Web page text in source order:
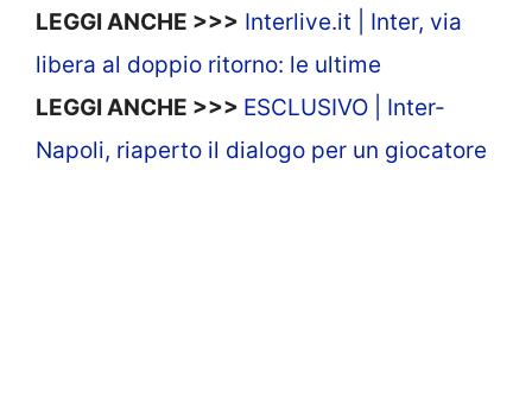
LEGGI ANCHE >>> Interlive.it | Inter, via
libera al doppio ritorno: le ultime
LEGGI ANCHE >>> ESCLUSIVO | Inter-
Napoli, riaperto il dialogo per un giocatore